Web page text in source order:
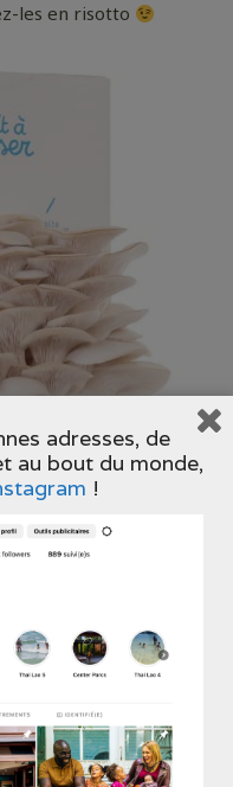
les en risotto
adresses, de
au bout du monde,
!